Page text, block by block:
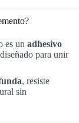
es un adhesivo
para unir
, resiste
sin